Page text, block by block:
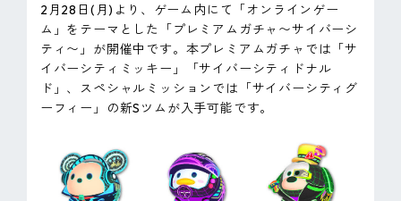
2月28日(月)より、ゲーム内にて「オンラインゲー
ム」をテーマとした「プレミアムガチャ〜サイバーシ
ティ〜」が開催中です。本プレミアムガチャでは「サ
イバーシティミッキー」「サイバーシティドナル
ド」、スペシャルミッションでは「サイバーシティグ
ーフィー」の新Sツムが入手可能です。